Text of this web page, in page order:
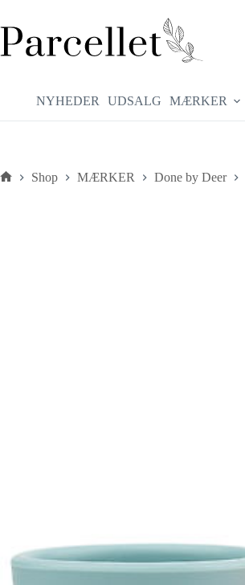
indhold
NYHEDER UDSALG MÆRKER
Shop MÆRKER Done by Deer